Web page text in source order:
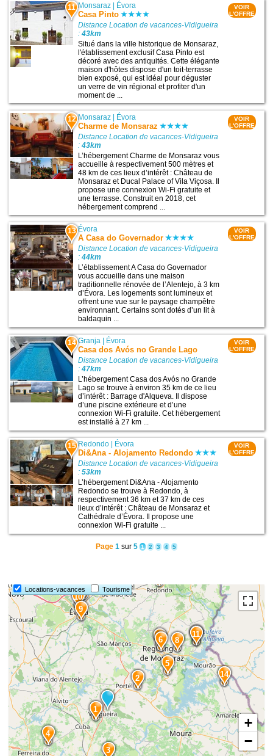
11 Monsaraz | Évora
Casa Pinto
Distance Location de vacances-Vidigueira
:43km
Situé dans la ville historique de Monsaraz,
l'établissement exclusif Casa Pinto est
décoré avec des antiquités. Cette élégante
maison d'hôtes dispose d'un toit-terrasse
bien exposé, qui est idéal pour déguster
un verre de vin régional et profiter d'un
moment de ...
VOIR
L'OFFRE
12 Monsaraz | Évora
Charme de Monsaraz
Distance Location de vacances-Vidigueira
:43km
L’hébergement Charme de Monsaraz vous
accueille à respectivement 500 mètres et
48 km de ces lieux d’intérêt : Château de
Monsaraz et Ducal Palace of Vila Viçosa. Il
propose une connexion Wi-Fi gratuite et
une terrasse. Construit en 2018, cet
hébergement comprend ...
VOIR
L'OFFRE
13 Évora
A Casa do Governador
Distance Location de vacances-Vidigueira
:44km
L’établissement A Casa do Governador
vous accueille dans une maison
traditionnelle rénovée de l’Alentejo, à 3 km
d’Évora. Les logements sont lumineux et
offrent une vue sur le paysage champêtre
environnant. Certains sont dotés d’un lit à
baldaquin ...
VOIR
L'OFFRE
14 Granja Évora
Casa dos Avós no Grande Lago
Distance Location de vacances-Vidigueira
:47km
L’hébergement Casa dos Avós no Grande
Lago se trouve à environ 35 km de ce lieu
d’intérêt : Barrage d'Alqueva. Il dispose
d’une piscine extérieure et d’une
connexion Wi-Fi gratuite. Cet hébergement
est installé à 27 km ...
VOIR
L'OFFRE
15 Redondo Évora
Di&Ana - Alojamento Redondo
Distance Location de vacances-Vidigueira
:53km
L’hébergement Di&Ana - Alojamento
Redondo se trouve à Redondo, à
respectivement 36 km et 37 km de ces
lieux d’intérêt : Château de Monsaraz et
Cathédrale d’Évora. Il propose une
connexion Wi-Fi gratuite ...
VOIR
L'OFFRE
Page 1 sur 5 1 2 3 4 5
Locations-vacances Tourisme
14
13
12
11
10
9
8
76
5
4
3
2
1
+
−